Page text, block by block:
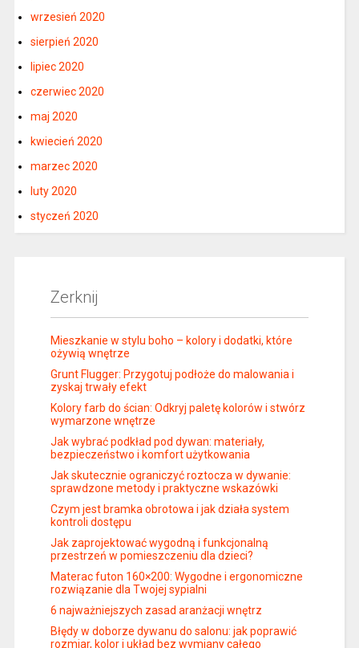
wrzesień 2020
sierpień 2020
lipiec 2020
czerwiec 2020
maj 2020
kwiecień 2020
marzec 2020
luty 2020
styczeń 2020
Zerknij
Mieszkanie w stylu boho – kolory i dodatki, które
ożywią wnętrze
Grunt Flugger: Przygotuj podłoże do malowania i
zyskaj trwały efekt
Kolory farb do ścian: Odkryj paletę kolorów i stwórz
wymarzone wnętrze
Jak wybrać podkład pod dywan: materiały,
bezpieczeństwo i komfort użytkowania
Jak skutecznie ograniczyć roztocza w dywanie:
sprawdzone metody i praktyczne wskazówki
Czym jest bramka obrotowa i jak działa system
kontroli dostępu
Jak zaprojektować wygodną i funkcjonalną
przestrzeń w pomieszczeniu dla dzieci?
Materac futon 160×200: Wygodne i ergonomiczne
rozwiązanie dla Twojej sypialni
6 najważniejszych zasad aranżacji wnętrz
Błędy w doborze dywanu do salonu: jak poprawić
rozmiar, kolor i układ bez wymiany całego